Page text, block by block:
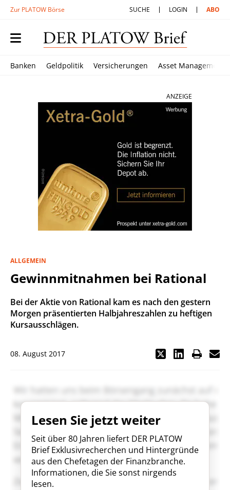
Zur PLATOW Börse SUCHE LOGIN ABO
Banken Geldpolitik Versicherungen Asset Management
ANZEIGE
ALLGEMEIN
Gewinnmitnahmen bei Rational
Bei der Aktie von Rational kam es nach den gestern
Morgen präsentierten Halbjahreszahlen zu heftigen
Kursausschlägen.
08. August 2017
Lesen Sie jetzt weiter
Seit über 80 Jahren liefert DER PLATOW
Brief Exklusivrecherchen und Hintergründe
aus den Chefetagen der Finanzbranche.
Informationen, die Sie sonst nirgends
lesen.